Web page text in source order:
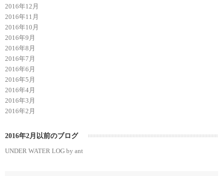
2016年12月
2016年11月
2016年10月
2016年9月
2016年8月
2016年7月
2016年6月
2016年5月
2016年4月
2016年3月
2016年2月
2016年2月以前のブログ
UNDER WATER LOG by ant